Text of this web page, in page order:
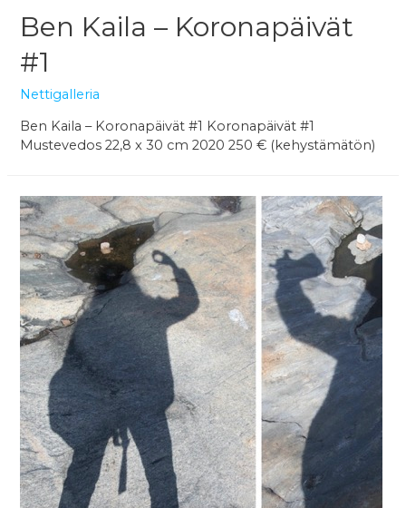
Ben Kaila – Koronapäivät
#1
Nettigalleria
Ben Kaila – Koronapäivät #1 Koronapäivät #1
Mustevedos 22,8 x 30 cm 2020 250 € (kehystämätön)